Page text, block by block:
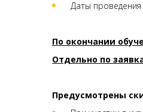
Даты проведения
По окончании
Отдельно по
Предусмотрены